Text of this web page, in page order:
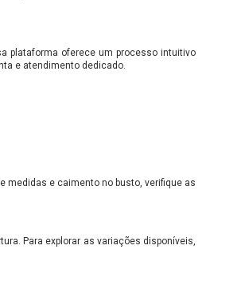
plataforma oferece um processo intuitivo
e atendimento dedicado.
medidas e caimento no busto, verifique as
Para explorar as variações disponíveis,